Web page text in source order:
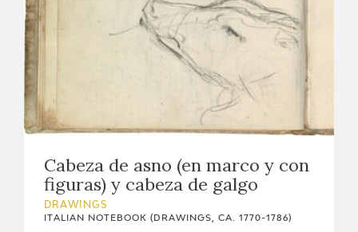
Cabeza de asno (en marco y con
figuras) y cabeza de galgo
DRAWINGS
ITALIAN NOTEBOOK (DRAWINGS, CA. 1770-1786)